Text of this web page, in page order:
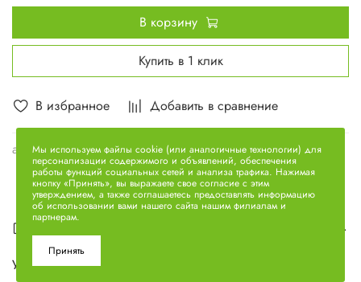
В избранное Добавить в сравнение
арт.8.8716
В корзину
Купить в 1 клик
Описание
Уплотнение торцевое ААНU 19Х40 8.8716
Мы используем файлы cookie (или аналогичные технологии) для
персонализации содержимого и объявлений, обеспечения
работы функций социальных сетей и анализа трафика. Нажимая
кнопку «Принять», вы выражаете свое согласие с этим
утверждением, а также соглашаетесь предоставлять информацию
об использовании вами нашего сайта нашим филиалам и
партнерам.
Принять